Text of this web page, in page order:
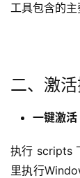
工具包含的
二、激
一键激活
执行 scripts
里执行